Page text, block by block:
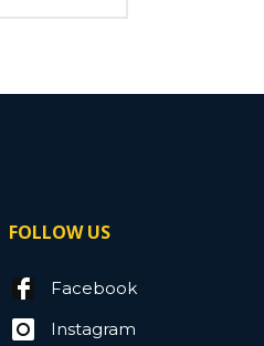
FOLLOW US
Facebook
Instagram